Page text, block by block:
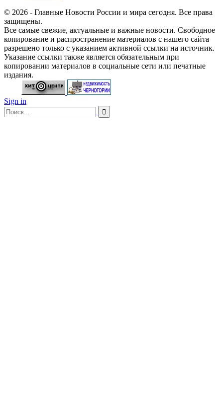
© 2026 - Главные Новости России и мира сегодня. Все права
защищены.
Все самые свежие, актуальные и важные новости. Свободное
копирование и распространение материалов с нашего сайта
разрешено только с указанием активной ссылки на источник.
Указание ссылки также является обязательным при
копировании материалов в социальные сети или печатные
издания.
Sign in